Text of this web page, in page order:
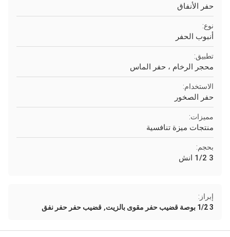
حفر الأنفاق
نوع:
أنبوب الحفر
تطبيق:
محجر الرخام ، حفر الماس
الاستخدام:
حفر الصخور
مميزات:
منتجات ميزة تنافسية
بحجم:
3 1/2 انش
إبراز:
3 1/2 بوصة قضيب حفر مقوى بالزيت
, قضيب حفر حفر نفق